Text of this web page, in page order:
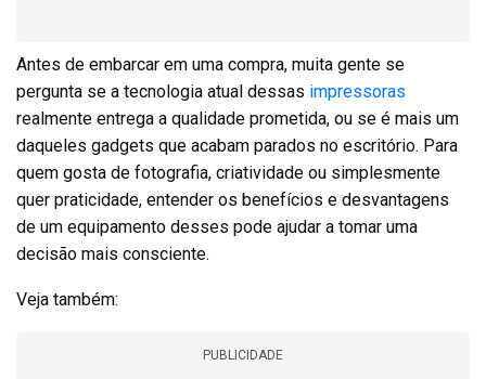
Antes de embarcar em uma compra, muita gente se
pergunta se a tecnologia atual dessas impressoras
realmente entrega a qualidade prometida, ou se é mais um
daqueles gadgets que acabam parados no escritório. Para
quem gosta de fotografia, criatividade ou simplesmente
quer praticidade, entender os benefícios e desvantagens
de um equipamento desses pode ajudar a tomar uma
decisão mais consciente.
Veja também:
PUBLICIDADE